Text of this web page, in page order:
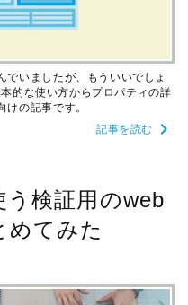
いましたが、もういいでしょ
的な使い方からプロパティの詳
の記事です。
記事を読む
chevron_right
検証用のweb
めてみた